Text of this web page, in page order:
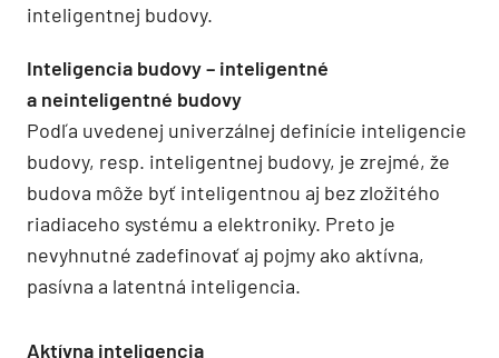
inteligentnej budovy.
Inteligencia budovy – inteligentné
a neinteligentné budovy
Podľa uvedenej univerzálnej definície inteligencie
budovy, resp. inteligentnej budovy, je zrejmé, že
budova môže byť inteligentnou aj bez zložitého
riadiaceho systému a elektroniky. Preto je
nevyhnutné zadefinovať aj pojmy ako aktívna,
pasívna a latentná inteligencia.
Aktívna inteligencia